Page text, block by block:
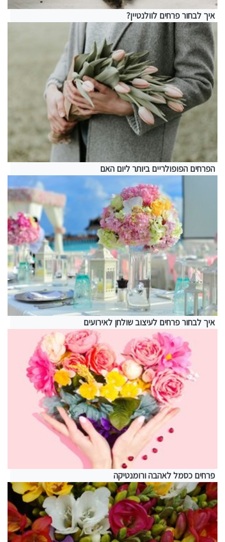
איך לבחור פרחים לוולנטיין?
הפרחים הפופולריים ביותר ליום האם
איך לבחור פרחים לעיצוב שולחן לאירועים
פרחים כסמל לאהבה ורומנטיקה